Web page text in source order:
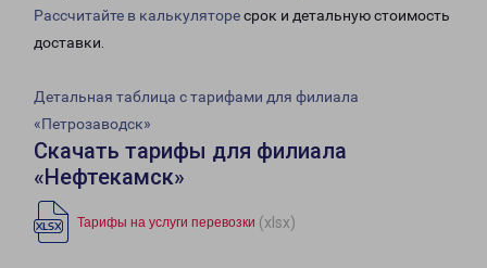
Рассчитайте в калькуляторесрок и детальную стоимость
доставки.
Детальная таблица с тарифами для филиала
«Петрозаводск»
Скачать тарифы для филиала
«Нефтекамск»
Тарифы на услуги перевозки (xlsx)